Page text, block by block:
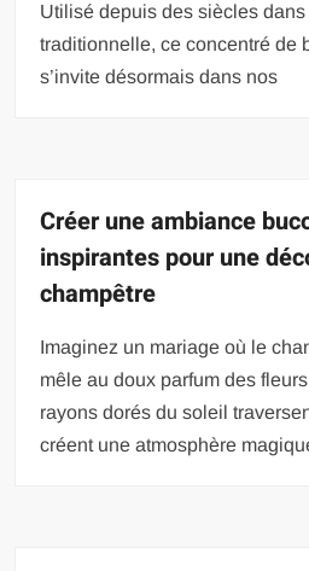
Utilisé depuis des siècles
traditionnelle, ce concentré de
s’invite désormais dans nos
Créer une ambiance
inspirantes pour une
champêtre
Imaginez un mariage où le
mêle au doux parfum des
rayons dorés du soleil
créent une atmosphère